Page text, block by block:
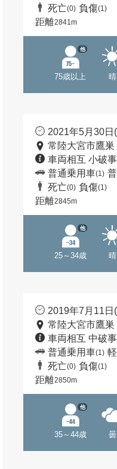
死亡(0) 負傷(1)
距離2841m
75歳以上
他
晴
2021年5月30日
常陸大宮市鷹巣
車両相互 小破
普通乗用車(1)
死亡(0) 負傷(1)
距離2845m
25～34歳
他
晴
2019年7月11日
常陸大宮市鷹巣
車両相互 中破
普通乗用車(1)
死亡(0) 負傷(1)
距離2850m
35～44歳
他
曇